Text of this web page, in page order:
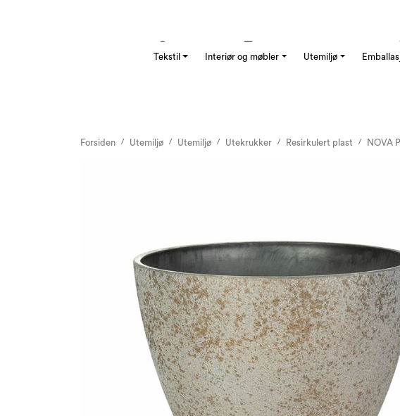
Tekstil
Interiør og møbler Utemiljø
Forsiden Utemiljø Utemiljø Utekrukker Resirkulert plast NOVA